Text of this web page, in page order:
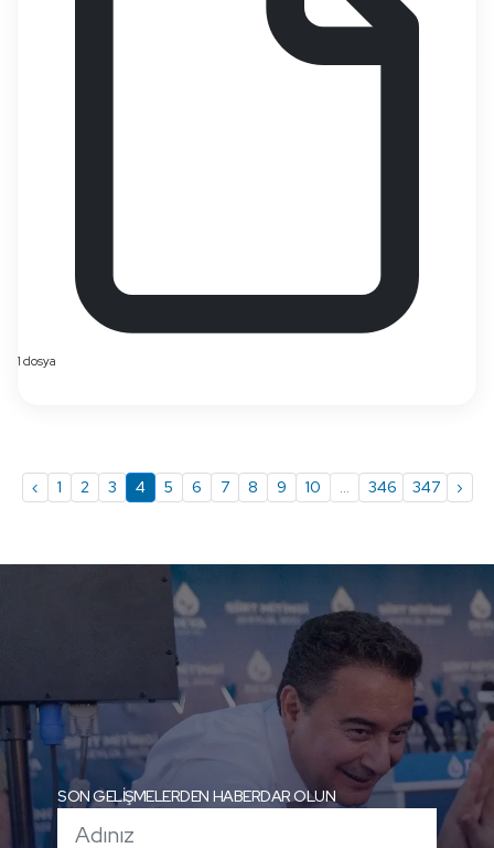
1 dosya
‹ 1 2 3 4 5 6 7 8 9 10 ... 346 347 ›
SON GELİŞMELERDEN HABERDAR OLUN